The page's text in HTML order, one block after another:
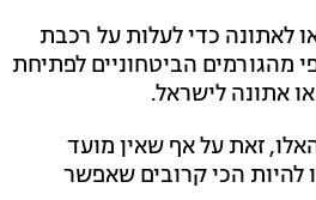
ללרנקה או לאתונה כדי לעלות על רכבת
מהגורמים הביטחוניים לפתיחת
אתונה לישראל.
זאת על אף שאין מועד
להיות הכי קרובים שאפשר